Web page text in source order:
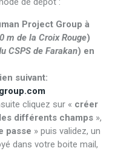
Project Group à
m de la Croix Rouge)
CSPS de Farakan) en
suivant:
cliquez sur « créer
différents champs »,
passe » puis validez, un
dans votre boite mail,